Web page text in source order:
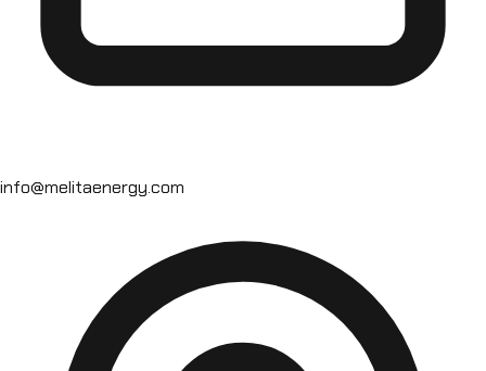
info@melitaenergy.com